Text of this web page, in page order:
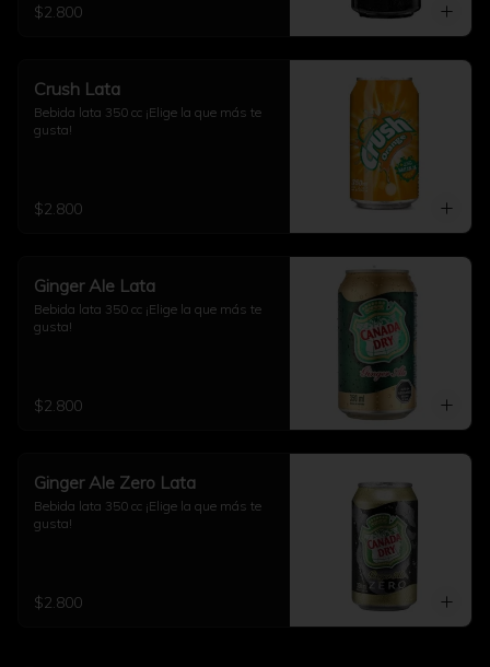
$2.800
Crush Lata
Bebida lata 350 cc ¡Elige la que más te
gusta!
$2.800
Ginger Ale Lata
Bebida lata 350 cc ¡Elige la que más te
gusta!
$2.800
Ginger Ale Zero Lata
Bebida lata 350 cc ¡Elige la que más te
gusta!
$2.800